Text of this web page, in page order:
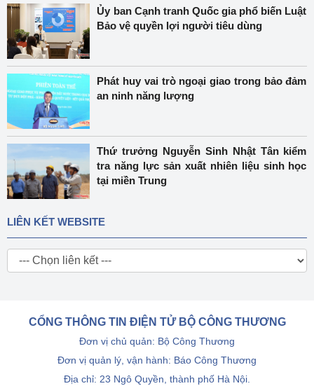
Ủy ban Cạnh tranh Quốc gia phổ biến Luật
Bảo vệ quyền lợi người tiêu dùng
Phát huy vai trò ngoại giao trong bảo đảm
an ninh năng lượng
Thứ trưởng Nguyễn Sinh Nhật Tân kiểm
tra năng lực sản xuất nhiên liệu sinh học
tại miền Trung
LIÊN KẾT WEBSITE
CỔNG THÔNG TIN ĐIỆN TỬ BỘ CÔNG THƯƠNG
Đơn vị chủ quản: Bộ Công Thương
Đơn vị quản lý, vận hành: Báo Công Thương
Địa chỉ: 23 Ngô Quyền, thành phố Hà Nội.